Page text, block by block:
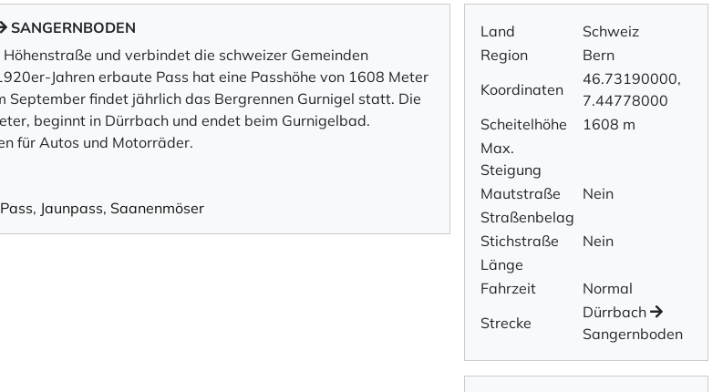
SANGERNBODEN
und verbindet die schweizer Gemeinden
Jahren erbaute Pass hat eine Passhöhe von 1608 Meter
September findet jährlich das Bergrennen Gurnigel statt. Die
beginnt in Dürrbach und endet beim Gurnigelbad.
für Autos und Motorräder.
, Jaunpass, Saanenmöser
Land
Schweiz
Region
Bern
Koordinaten
46.73190000,
7.44778000
Scheitelhöhe
1608 m
Max.
Steigung
Mautstraße
Nein
Straßenbelag
Stichstraße
Nein
Länge
Fahrzeit
Normal
Strecke
Dürrbach
Sangernboden